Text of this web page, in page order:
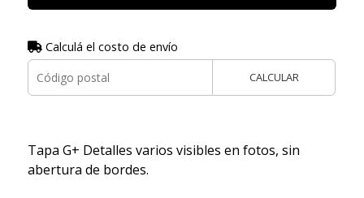
Calculá el costo de envío
CALCULAR
Tapa G+ Detalles varios visibles en fotos, sin
abertura de bordes.